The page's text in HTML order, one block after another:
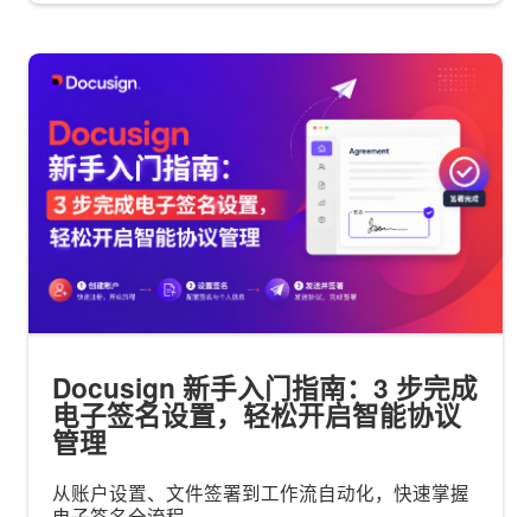
Docusign 新手入门指南：3 步完成
电子签名设置，轻松开启智能协议
管理
从账户设置、文件签署到工作流自动化，快速掌握